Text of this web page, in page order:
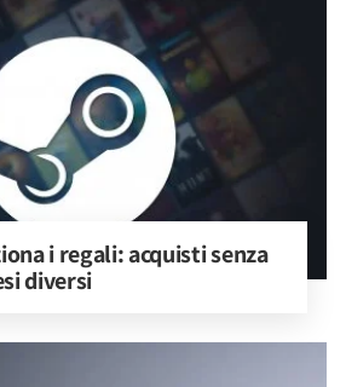
i regali: acquisti senza
diversi